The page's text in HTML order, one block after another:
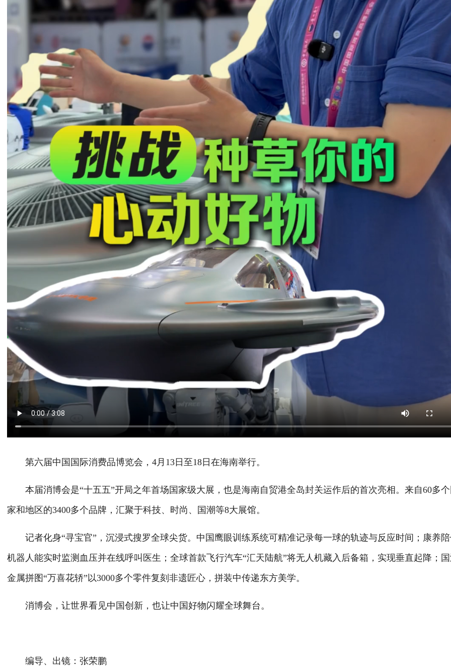
第六届中国国际消费品博览会，4月13日至18日在海南举行。
本届消博会是“十五五”开局之年首场国家级大展，也是海南自贸港全岛封关运作后的首次亮相。来自60多
家和地区的3400多个品牌，汇聚于科技、时尚、国潮等8大展馆。
记者化身“寻宝官”，沉浸式搜罗全球尖货。中国鹰眼训练系统可精准记录每一球的轨迹与反应时间；康养
机器人能实时监测血压并在线呼叫医生；全球首款飞行汽车“汇天陆航”将无人机藏入后备箱，实现垂直起降；
金属拼图“万喜花轿”以3000多个零件复刻非遗匠心，拼装中传递东方美学。
消博会，让世界看见中国创新，也让中国好物闪耀全球舞台。
编导、出镜：张荣鹏